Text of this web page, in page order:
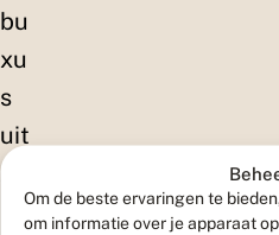
Om de beste ervaringen te
om informatie over je apparaat
bu
xu
s
uit
Azi